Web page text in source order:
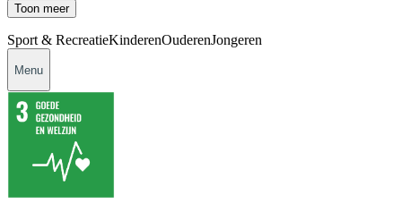
Toon meer
Sport & RecreatieKinderenOuderenJongeren
Menu